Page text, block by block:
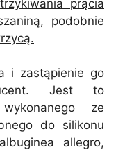
prącia
podobnie
i zastąpienie go
Jest to
ze
do silikonu
allegro,